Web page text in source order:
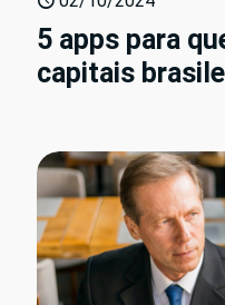
5 apps para
capitais